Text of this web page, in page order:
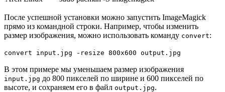
После успешной установки можно запустить ImageMagick
прямо из командной строки. Например, чтобы изменить
размер изображения, можно использовать команду convert:
convert input.jpg -resize 800x600 output.jpg
В этом примере мы уменьшаем размер изображения
input.jpg до 800 пикселей по ширине и 600 пикселей по
высоте, и сохраняем его в файл output.jpg.